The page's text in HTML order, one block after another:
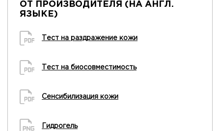
ОТ ПРОИЗВОДИТЕЛЯ (НА АНГЛ.
ЯЗЫКЕ)
Тест на раздражение кожи
Тест на биосовместимость
Сенсибилизация кожи
Гидрогель